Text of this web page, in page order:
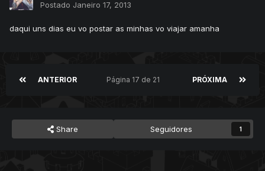
Postado Janeiro 17, 2013
daqui uns dias eu vo postar as minhas vo viajar amanha
ANTERIOR PRÓXIMA
Página 17 de 21
Share Seguidores 1